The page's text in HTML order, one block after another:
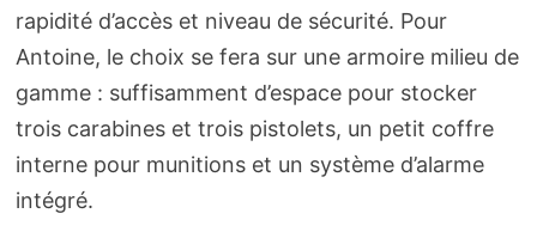
rapidité d’accès et niveau de sécurité. Pour
Antoine, le choix se fera sur une armoire milieu de
gamme : suffisamment d’espace pour stocker
trois carabines et trois pistolets, un petit coffre
interne pour munitions et un système d’alarme
intégré.